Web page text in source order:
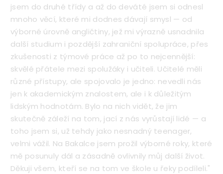
jsem do druhé třídy a až do deváté jsem si odnesl
mnoho věcí, které mi dodnes dávají smysl — od
výborné úrovně angličtiny, jež mi výrazně usnadnila
další studium i pozdější zahraniční spolupráce, přes
zkušenosti z týmové práce až po to nejcennější:
skvělé přátele mezi spolužáky i učiteli. Učitelé měli
různé přístupy, ale spojovalo je jedno: nevedli nás
jen k akademickým znalostem, ale i k důležitým
lidským hodnotám. Bylo na nich vidět, že jim
skutečně záleží na tom, jací z nás vyrůstají lidé — a
toho jsem si, už tehdy jako nesnadný teenager,
velmi vážil. Na Bakalce jsem prožil výborné roky, které
mě posunuly dál a zásadně ovlivnily můj další život.
Děkuji všem, kteří se na tom ve škole u řeky podíleli."